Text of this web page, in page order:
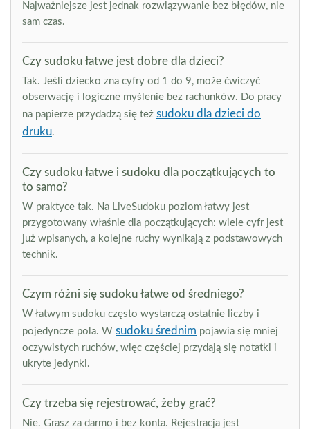
Najważniejsze jest jednak rozwiązywanie bez błędów, nie
sam czas.
Czy sudoku łatwe jest dobre dla dzieci?
Tak. Jeśli dziecko zna cyfry od 1 do 9, może ćwiczyć
obserwację i logiczne myślenie bez rachunków. Do pracy
na papierze przydadzą się też sudoku dla dzieci do
druku.
Czy sudoku łatwe i sudoku dla początkujących to
to samo?
W praktyce tak. Na LiveSudoku poziom łatwy jest
przygotowany właśnie dla początkujących: wiele cyfr jest
już wpisanych, a kolejne ruchy wynikają z podstawowych
technik.
Czym różni się sudoku łatwe od średniego?
W łatwym sudoku często wystarczą ostatnie liczby i
pojedyncze pola. W sudoku średnim pojawia się mniej
oczywistych ruchów, więc częściej przydają się notatki i
ukryte jedynki.
Czy trzeba się rejestrować, żeby grać?
Nie. Grasz za darmo i bez konta. Rejestracja jest